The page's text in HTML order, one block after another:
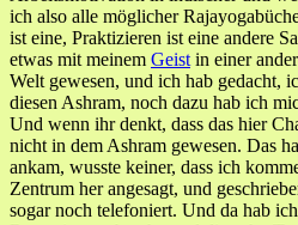
ich also alle möglicher
ist eine, Praktizieren ist eine andere
etwas mit meinem Geist in einer
Welt gewesen, und ich hab gedacht,
diesen Ashram, noch dazu hab ich
Und wenn ihr denkt, dass das hier
nicht in dem Ashram gewesen. Das
ankam, wusste keiner, dass ich
Zentrum her angesagt, und
sogar noch telefoniert. Und da hab